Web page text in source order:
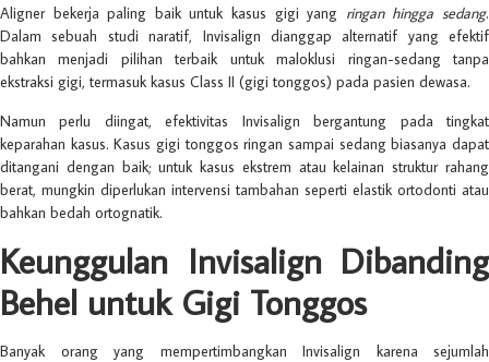
Aligner bekerja paling baik untuk kasus gigi yang ringan hingga sedang.
Dalam sebuah studi naratif, Invisalign dianggap alternatif yang efektif
bahkan menjadi pilihan terbaik untuk maloklusi ringan-sedang tanpa
ekstraksi gigi, termasuk kasus Class II (gigi tonggos) pada pasien dewasa.
Namun perlu diingat, efektivitas Invisalign bergantung pada tingkat
keparahan kasus. Kasus gigi tonggos ringan sampai sedang biasanya dapat
ditangani dengan baik; untuk kasus ekstrem atau kelainan struktur rahang
berat, mungkin diperlukan intervensi tambahan seperti elastik ortodonti atau
bahkan bedah ortognatik.
Keunggulan Invisalign Dibanding
Behel untuk Gigi Tonggos
Banyak orang yang mempertimbangkan Invisalign karena sejumlah